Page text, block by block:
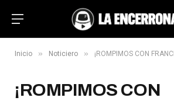
Inicio » Noticiero » ¡ROMPIMOS CON
¡ROMPIMOS CON